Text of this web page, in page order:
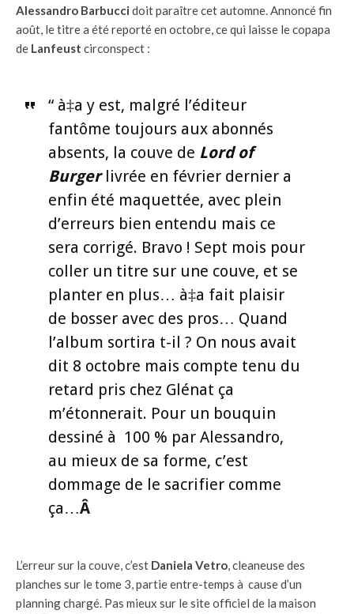
Alessandro Barbucci doit paraître cet automne. Annoncé fin
août, le titre a été reporté en octobre, ce qui laisse le copapa
de Lanfeust circonspect :
“ à‡a y est, malgré l’éditeur
fantôme toujours aux abonnés
absents, la couve de Lord of
Burger livrée en février dernier a
enfin été maquettée, avec plein
d’erreurs bien entendu mais ce
sera corrigé. Bravo ! Sept mois pour
coller un titre sur une couve, et se
planter en plus… à‡a fait plaisir
de bosser avec des pros… Quand
l’album sortira t-il ? On nous avait
dit 8 octobre mais compte tenu du
retard pris chez Glénat ça
m’étonnerait. Pour un bouquin
dessiné à 100 % par Alessandro,
au mieux de sa forme, c’est
dommage de le sacrifier comme
ça…Â
L’erreur sur la couve, c’est Daniela Vetro, cleaneuse des
planches sur le tome 3, partie entre-temps à cause d’un
planning chargé. Pas mieux sur le site officiel de la maison